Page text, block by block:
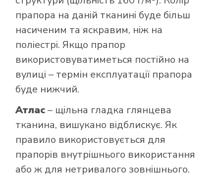
прапора на даній тканині буде більш
насиченим та яскравим, ніж на
поліестрі. Якщо прапор
використовуватиметься постійно на
вулиці – термін експлуатації прапора
буде нижчий.
Атлас– щільна гладка глянцева
тканина, вишукано відблискує. Як
правило використовується для
прапорів внутрішнього використання
або ж для нетривалого зовнішнього.